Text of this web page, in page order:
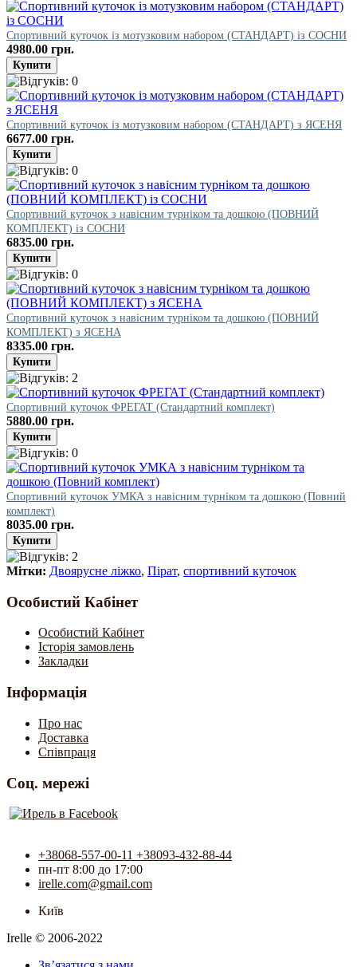
Спортивний куточок із мотузковим набором (СТАНДАРТ) із СОСНИ
4980.00 грн.
Спортивний куточок із мотузковим набором (СТАНДАРТ) з ЯСЕНЯ
6677.00 грн.
Спортивний куточок з навісним турніком та дошкою (ПОВНИЙ
КОМПЛЕКТ) із СОСНИ
6835.00 грн.
Спортивний куточок з навісним турніком та дошкою (ПОВНИЙ
КОМПЛЕКТ) з ЯСЕНА
8335.00 грн.
Спортивний куточок ФРЕГАТ (Стандартний комплект)
5880.00 грн.
Спортивний куточок УМКА з навісним турніком та дошкою (Повний
комплект)
8035.00 грн.
Мітки: Двоярусне ліжко, Пірат, спортивний куточок
Особистий Кабінет
Особистий Кабінет
Історія замовлень
Закладки
Інформація
Про нас
Доставка
Співпраця
Соц. мережі
+38068-557-00-11 +38093-432-88-44
пн-пт 8:00 до 17:00
irelle.com@gmail.com
Київ
Irelle © 2006-2022